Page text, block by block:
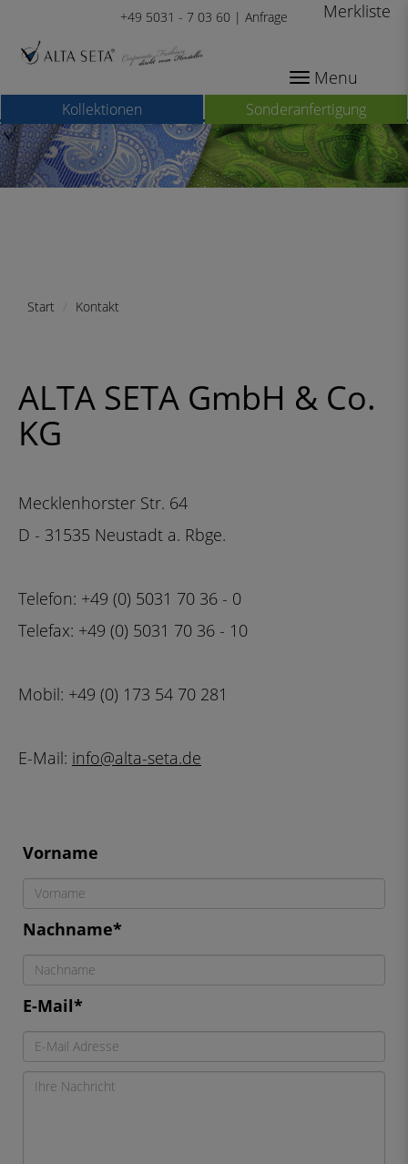
+49 5031 - 7 03 60 | Anfrage
Menu
Merkliste
Sonderanfertigung
Kollektionen
Start Kontakt
ALTA SETA GmbH & Co.
KG
Mecklenhorster Str. 64
D - 31535 Neustadt a. Rbge.
Telefon: +49 (0) 5031 70 36 - 0
Telefax: +49 (0) 5031 70 36 - 10
Mobil: +49 (0) 173 54 70 281
E-Mail: info@
Vorname
Nachname*
E-Mail*